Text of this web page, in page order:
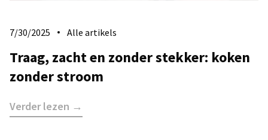
7/30/2025 Alle artikels
​Traag, zacht en zonder stekker: koken
zonder stroom
Verder lezen →